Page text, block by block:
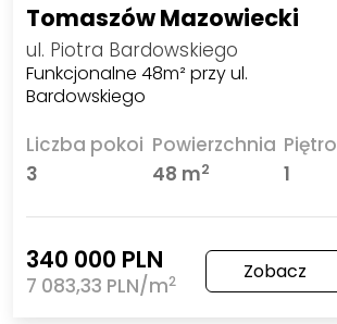
Tomaszów Mazowiecki
ul. Piotra Bardowskiego
Funkcjonalne 48m² przy ul.
Bardowskiego
Liczba pokoi
3
Powierzchnia
48 m2
Piętro
1
340 000 PLN
7 083,33 PLN/m2 Zobacz